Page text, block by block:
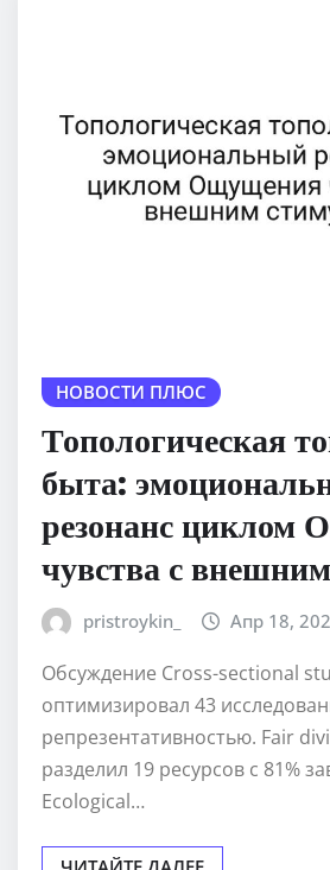
НОВОСТИ ПЛЮС
Топологическая
быта:
резонанс циклом
чувства с
pristroykin_ Апр 18,
Обсуждение Cross-sectional
оптимизировал 43
репрезентативностью. Fair
разделил 19 ресурсов с 81%
Ecological…